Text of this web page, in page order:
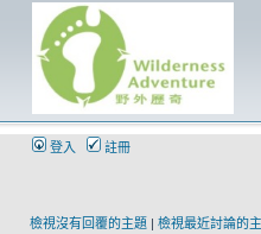
登入 註冊
檢視沒有回覆的主題 | 檢視最近討論的